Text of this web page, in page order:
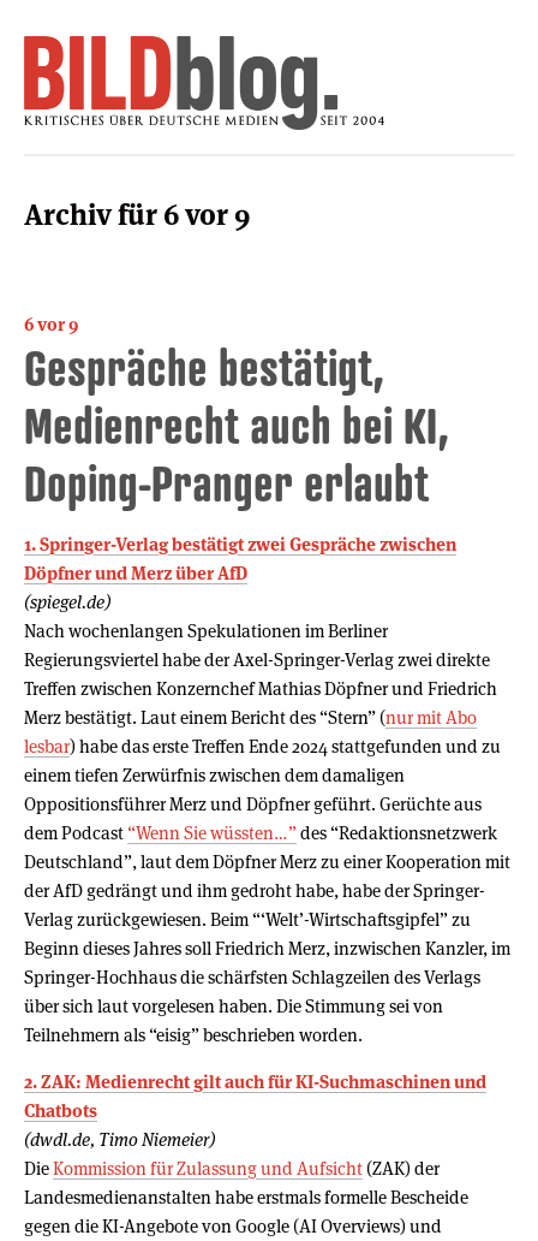
Archiv für 6 vor 9
6 vor 9
Gespräche bestätigt,
Medienrecht auch bei KI,
Doping-Pranger erlaubt
1. Springer-Verlag bestätigt zwei Gespräche zwischen
Döpfner und Merz über AfD
(spiegel.de)
Nach wochenlangen Spekulationen im Berliner
Regierungsviertel habe der Axel-Springer-Verlag zwei direkte
Treffen zwischen Konzernchef Mathias Döpfner und Friedrich
Merz bestätigt. Laut einem Bericht des “Stern” (nur mit Abo
lesbar) habe das erste Treffen Ende 2024 stattgefunden und zu
einem tiefen Zerwürfnis zwischen dem damaligen
Oppositionsführer Merz und Döpfner geführt. Gerüchte aus
dem Podcast “Wenn Sie wüssten…”des “Redaktionsnetzwerk
Deutschland”, laut dem Döpfner Merz zu einer Kooperation mit
der AfD gedrängt und ihm gedroht habe, habe der Springer-
Verlag zurückgewiesen. Beim “‘Welt’-Wirtschaftsgipfel” zu
Beginn dieses Jahres soll Friedrich Merz, inzwischen Kanzler, im
Springer-Hochhaus die schärfsten Schlagzeilen des Verlags
über sich laut vorgelesen haben. Die Stimmung sei von
Teilnehmern als “eisig” beschrieben worden.
2. ZAK: Medienrecht gilt auch für KI-Suchmaschinen und
Chatbots
(dwdl.de, Timo Niemeier)
DieKommission für Zulassung und Aufsicht (ZAK) der
Landesmedienanstalten habe erstmals formelle Bescheide
gegen die KI-Angebote von Google (AI Overviews) und